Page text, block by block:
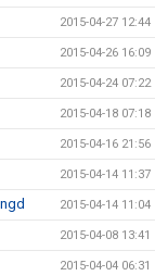
2015-04-27 12:44
2015-04-26 16:09
2015-04-24 07:22
2015-04-18 07:18
2015-04-16 21:56
2015-04-14 11:37
2015-04-14 11:04
2015-04-08 13:41
2015-04-04 06:31